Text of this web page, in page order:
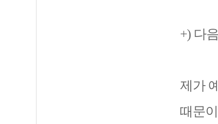
+) 다
제가
때문